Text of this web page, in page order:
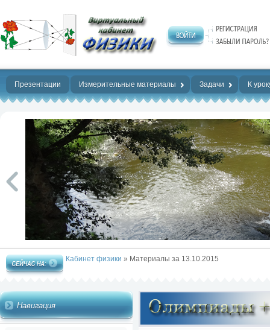
Нет предела
совершенству!
Презентации Измерительные материалы Задачи К
Кабинет физики » Материалы за 13.10.2015
Навигация